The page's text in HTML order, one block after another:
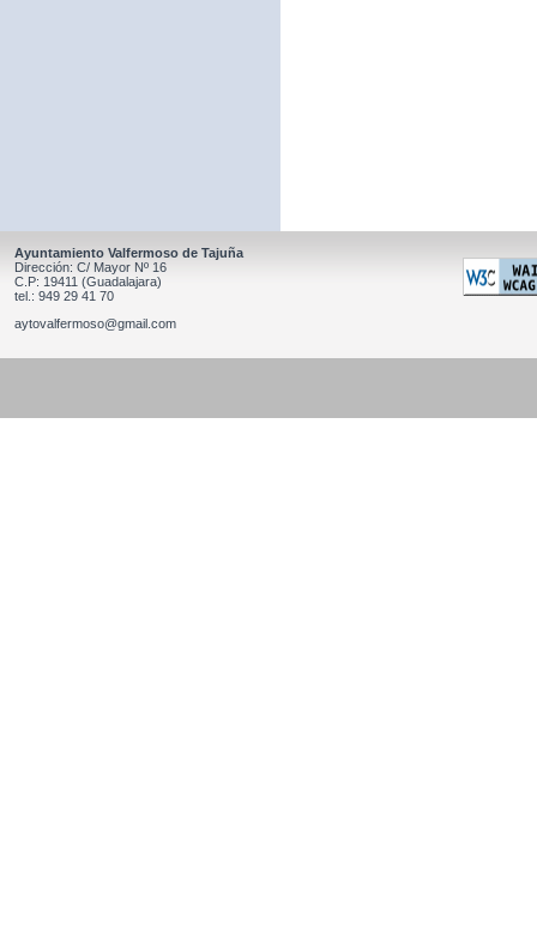
Ayuntamiento Valfermoso de Tajuña
Dirección: C/ Mayor Nº 16
C.P: 19411 (Guadalajara)
tel.: 949 29 41 70
aytovalfermoso@gmail.com